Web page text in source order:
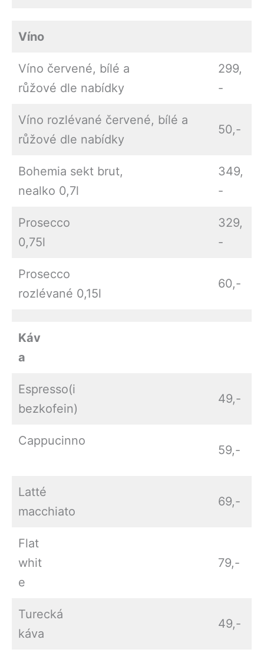
Víno
Víno červené, bílé a
růžové dle nabídky
299,
-
Víno rozlévané červené, bílé a
růžové dle nabídky
50,-
Bohemia sekt brut,
nealko 0,7l
349,
-
Prosecco
0,75l
329,
-
Prosecco
rozlévané 0,15l
60,-
Káv
a
Espresso(i
bezkofein)
49,-
Cappucinno
59,-
Latté
macchiato
69,-
Flat
whit
e
79,-
Turecká
káva
49,-